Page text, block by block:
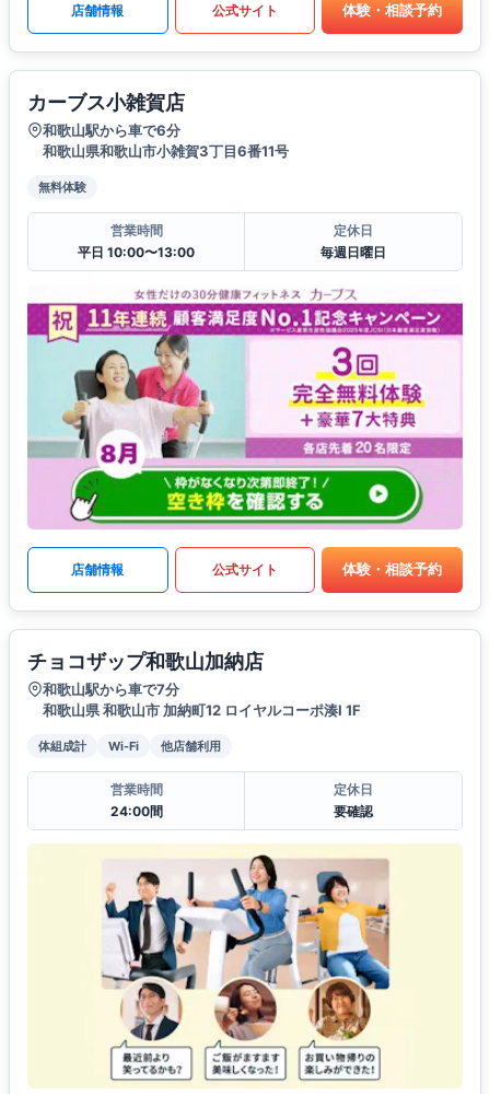
店舗情報 公式サイト 体験・相談予約
カーブス小雑賀店
和歌山駅から車で6分
和歌山県和歌山市小雑賀3丁目6番11号
無料体験
営業時間
平日 10:00〜13:00
定休日
毎週日曜日
店舗情報 公式サイト 体験・相談予約
チョコザップ和歌山加納店
和歌山駅から車で7分
和歌山県 和歌山市 加納町12 ロイヤルコーポ湊I 1F
体組成計 Wi-Fi 他店舗利用
営業時間
24:00間
定休日
要確認